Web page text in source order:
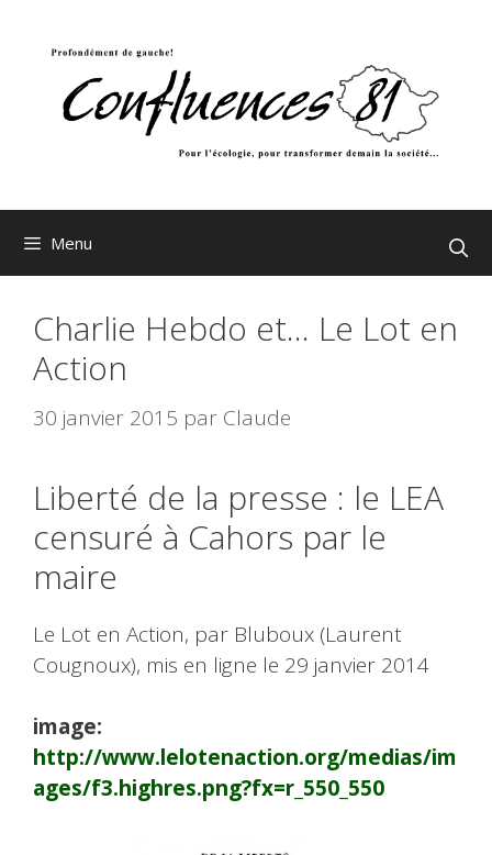
Menu
Charlie Hebdo et… Le Lot en
Action
30 janvier 2015 par Claude
Liberté de la presse : le LEA
censuré à Cahors par le
maire
Le Lot en Action, par Bluboux (Laurent
Cougnoux), mis en ligne le 29 janvier 2014
image:
http://www.lelotenaction.org/medias/im
ages/f3.highres.png?fx=r_550_550